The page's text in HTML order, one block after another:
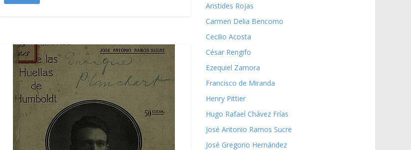
Aristides Rojas
Carmen Delia Bencomo
Cecilio Acosta
César Rengifo
Ezequiel Zamora
Francisco de Miranda
Henry Pittier
Hugo Rafael Chávez Frías
José Antonio Ramos Sucre
José Gregorio Hernández